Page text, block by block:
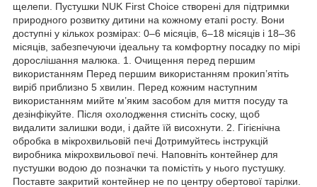
щелепи. Пустушки NUK First Choice створені для підтримки
природного розвитку дитини на кожному етапі росту. Вони
доступні у кількох розмірах: 0–6 місяців, 6–18 місяців і 18–36
місяців, забезпечуючи ідеальну та комфортну посадку по мірі
дорослішання малюка. 1. Очищення перед першим
використанням Перед першим використанням прокип’ятіть
виріб приблизно 5 хвилин. Перед кожним наступним
використанням мийте м’яким засобом для миття посуду та
дезінфікуйте. Після охолодження стисніть соску, щоб
видалити залишки води, і дайте їй висохнути. 2. Гігієнічна
обробка в мікрохвильовій печі Дотримуйтесь інструкцій
виробника мікрохвильової печі. Наповніть контейнер для
пустушки водою до позначки та помістіть у нього пустушку.
Поставте закритий контейнер не по центру обертової тарілки.